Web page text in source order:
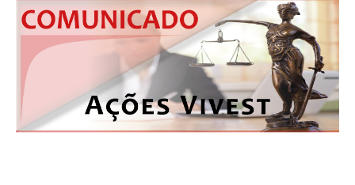
NÚCLEO JOVEM